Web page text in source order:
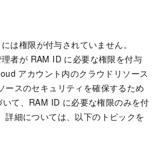
は権限が付与されていません。
者が RAM ID に必要な権限を付与
アカウント内のクラウドリソース
ースのセキュリティを確保するため
て、RAM ID に必要な権限のみを付
詳細については、以下のトピックを